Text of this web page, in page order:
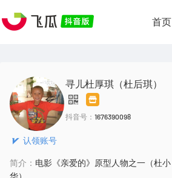
首页
认领账号
寻儿杜厚琪（杜后琪）
抖音号： 1676390098
简介： 电影《亲爱的》原型人物之一（杜小